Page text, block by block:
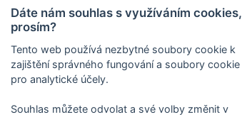
Dáte nám souhlas s využíváním cookies,
prosím?
Tento web používá nezbytné soubory cookie k
zajištění správného fungování a soubory cookie
pro analytické účely.
Souhlas můžete odvolat a své volby změnit v